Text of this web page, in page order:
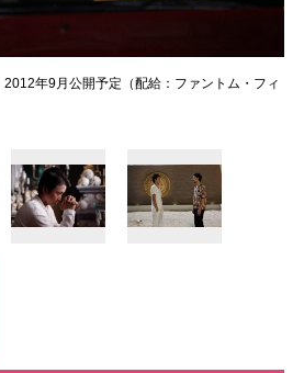
2012年9月公開予定（配給：ファントム・フィ